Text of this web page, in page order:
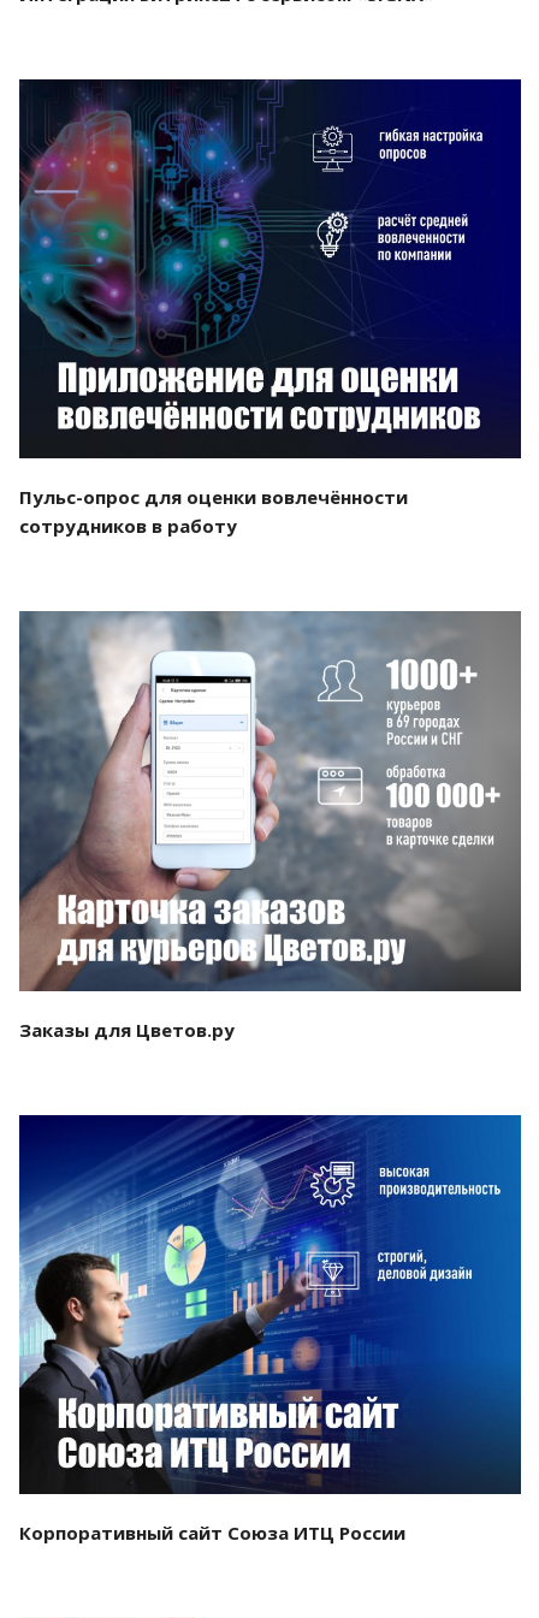
Смотреть проект
Пульс-опрос для оценки вовлечённости
сотрудников в работу
Смотреть проект
Заказы для Цветов.ру
Смотреть проект
Корпоративный сайт Союза ИТЦ России